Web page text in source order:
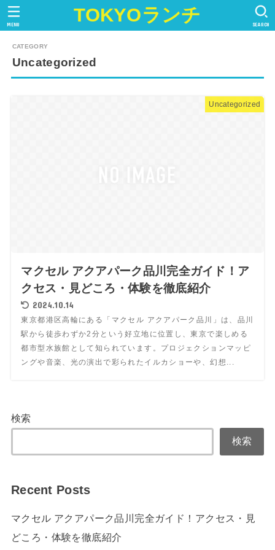
TOKYOランチ SEARCH
MENU
Uncategorized
Uncategorized
マクセル アクアパーク品川完全ガイド！ア
クセス・見どころ・体験を徹底紹介
2024.10.14
東京都港区高輪にある「マクセル アクアパーク品川」は、品川
駅から徒歩わずか2分という好立地に位置し、東京で楽しめる
都市型水族館として知られています。プロジェクションマッピ
ングや音楽、光の演出で彩られたイルカショーや、幻想...
検索
検索
Recent Posts
マクセル アクアパーク品川完全ガイド！アクセス・見
どころ・体験を徹底紹介